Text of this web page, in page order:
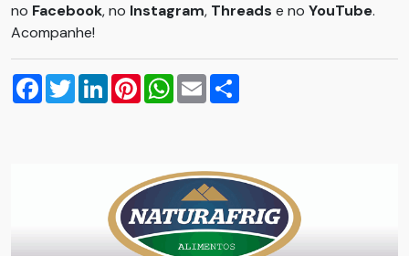
no Facebook, no Instagram, Threads e no YouTube.
Acompanhe!
Facebook
TwitterLinkedInPinterestWhatsApp
Email